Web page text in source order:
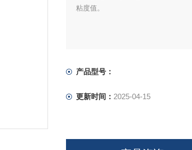
粘度值。
产品型号：
更新时间： 2025-04-15